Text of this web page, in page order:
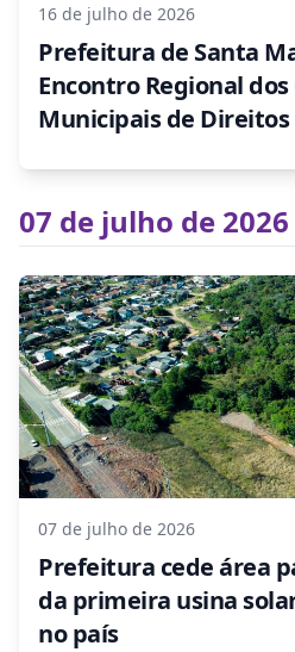
16 de julho de 2026
Prefeitura de Santa
Encontro Regional dos
Municipais de
07 de julho de 2026
07 de julho de 2026
Prefeitura cede área
da primeira usina
no país